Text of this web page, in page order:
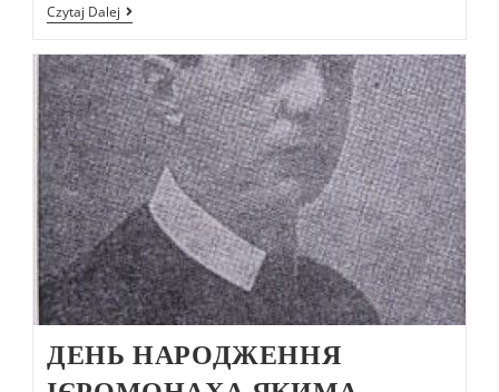
Czytaj Dalej
ДЕНЬ НАРОДЖЕННЯ